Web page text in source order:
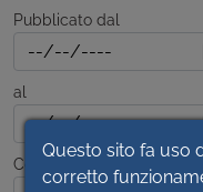
Pubblicato dal
al
Contenuto
Questo sito fa uso
corretto